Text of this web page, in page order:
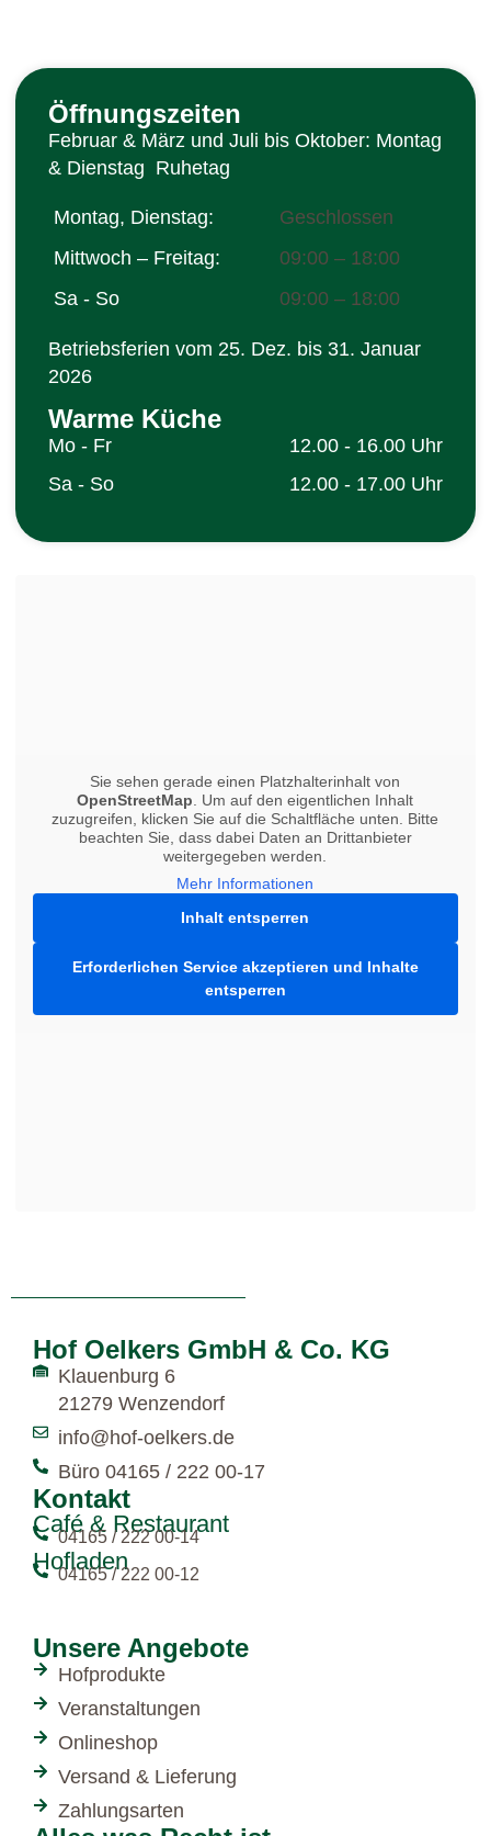
Sie sehen gerade einen Platzhalterinhalt von
OpenStreetMap . Um auf den eigentlichen Inhalt
zuzugreifen, klicken Sie auf die Schaltfläche unten. Bitte
beachten Sie, dass dabei Daten an Drittanbieter
weitergegeben werden.
Mehr Informationen
Inhalt entsperren
Erforderlichen Service akzeptieren und Inhalte
entsperren
Öffnungszeiten
Februar & März und Juli bis Oktober: Montag
& Dienstag Ruhetag
Montag, Dienstag:
Geschlossen
Mittwoch – Freitag:
09:00 – 18:00
Sa - So
09:00 – 18:00
Betriebsferien vom 25. Dez. bis 31. Januar
2026
Warme Küche
Mo - Fr
12.00 - 16.00 Uhr
Sa - So
12.00 - 17.00 Uhr
Hof Oelkers GmbH & Co. KG
Klauenburg 6
21279 Wenzendorf
info@hof-oelkers.de
Büro 04165 / 222 00-17
Kontakt
Café & Restaurant
04165 / 222 00-14
Hofladen
04165 / 222 00-12
Unsere Angebote
Hofprodukte
Veranstaltungen
Onlineshop
Versand & Lieferung
Zahlungsarten